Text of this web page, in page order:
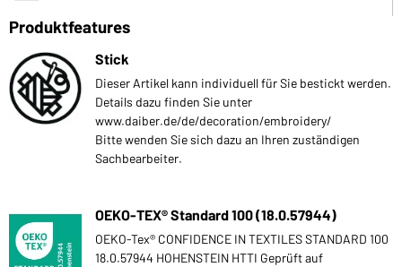
Produktfeatures
Stick
Dieser Artikel kann individuell für Sie bestickt werden.
Details dazu finden Sie unter
www.daiber.de/de/decoration/embroidery/
Bitte wenden Sie sich dazu an Ihren zuständigen
Sachbearbeiter.
OEKO-TEX® Standard 100 (18.0.57944)
OEKO-Tex® CONFIDENCE IN TEXTILES STANDARD 100
18.0.57944 HOHENSTEIN HTTI Geprüft auf